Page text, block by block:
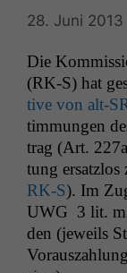
28. Juni 2013
Die
(RK‑S) hat
tive von alt-
tim­mungen
trag (Art.
tung ersat­z­los
RK‑S). Im
UWG 3 lit.
den (jew­eils